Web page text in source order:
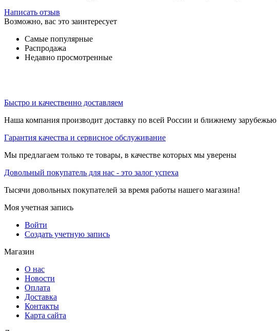
Написать отзыв
Возможно, вас это заинтересует
Самые популярные
Распродажа
Недавно просмотренные
Быстро и качественно доставляем
Наша компания производит доставку по всей России и ближнему зарубежью
Гарантия качества и сервисное обслуживание
Мы предлагаем только те товары, в качестве которых мы уверены
Довольный покупатель для нас - это залог успеха
Тысячи довольных покупателей за время работы нашего магазина!
Моя учетная запись
Войти
Создать учетную запись
Магазин
О нас
Новости
Оплата
Доставка
Контакты
Карта сайта